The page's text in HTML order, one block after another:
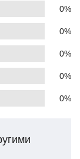
0%
0%
0%
0%
0%